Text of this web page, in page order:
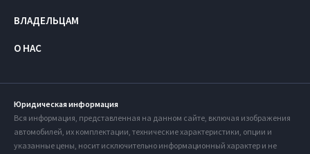
ВЛАДЕЛЬЦАМ
О НАС
Юридическая информация
Вся информация, представленная на данном сайте, включая изображения
автомобилей, их комплектации, технические характеристики, опции и
указанные цены, носит исключительно информационный характер и не